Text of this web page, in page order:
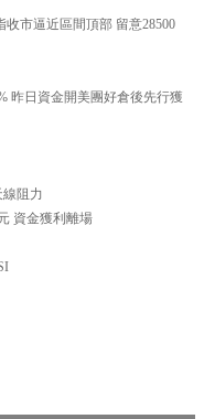
市逼近區間頂部 留意28500
昨日資金開美團好倉後先行獲
線阻力
資金獲利離場